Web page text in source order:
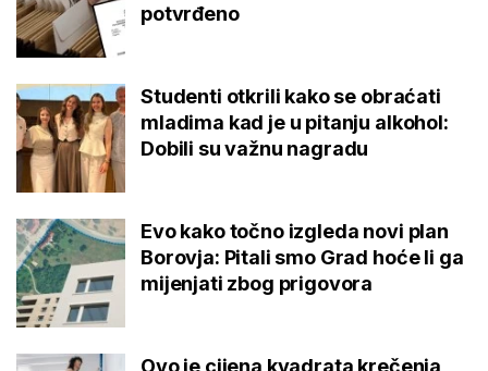
potvrđeno
Studenti otkrili kako se obraćati
mladima kad je u pitanju alkohol:
Dobili su važnu nagradu
Evo kako točno izgleda novi plan
Borovja: Pitali smo Grad hoće li ga
mijenjati zbog prigovora
Ovo je cijena kvadrata krečenja,